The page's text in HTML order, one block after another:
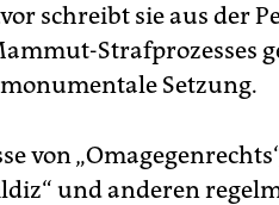
schreibt sie aus der
Strafprozesses
Setzung.
von
und anderen